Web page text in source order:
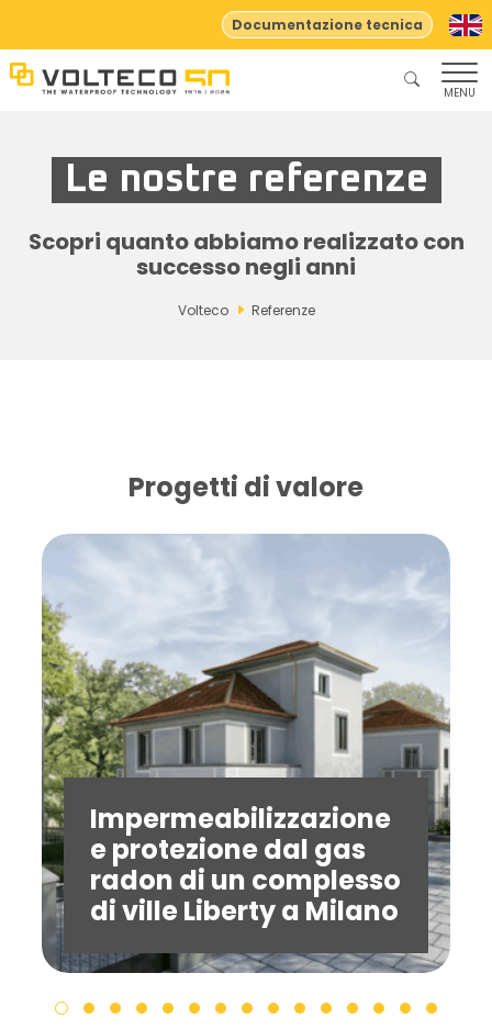
Documentazione tecnica
MENU
Le nostre referenze
Scopri quanto abbiamo realizzato con
successo negli anni
Volteco Referenze
Progetti di valore
Impermeabilizzazione
e protezione dal gas
radon di un complesso
di ville Liberty a Milano